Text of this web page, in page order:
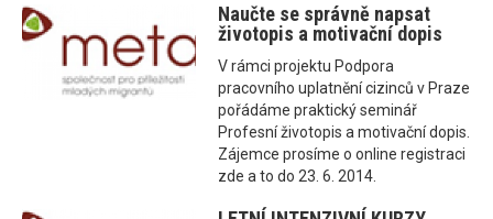
Naučte se správně napsat
životopis a motivační dopis
V rámci projektu Podpora
pracovního uplatnění cizinců v Praze
pořádáme praktický seminář
Profesní životopis a motivační dopis.
Zájemce prosíme o online registraci
zde a to do 23. 6. 2014.